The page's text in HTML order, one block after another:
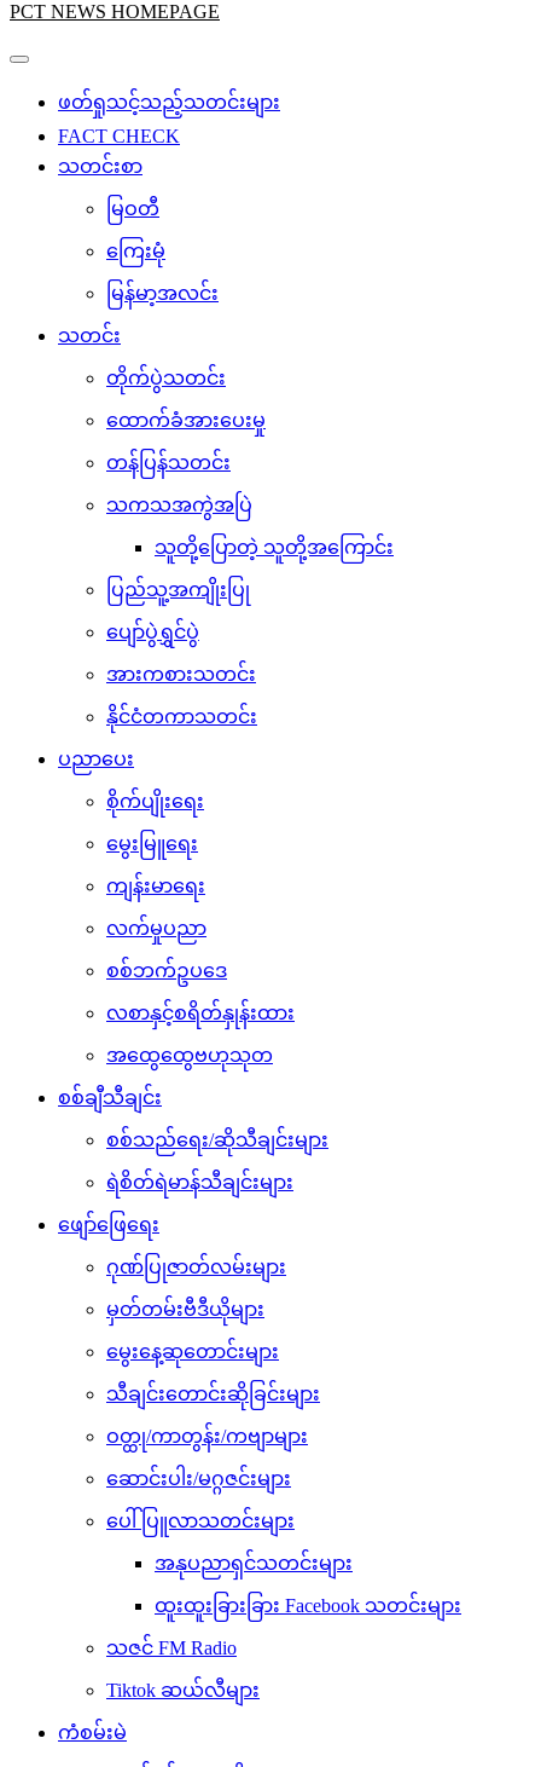
PCT NEWS HOMEPAGE
ဖတ်ရှုသင့်သည့်သတင်းများ
FACT CHECK
သတင်းစာ
မြဝတီ
ကြေးမုံ
မြန်မာ့အလင်း
သတင်း
တိုက်ပွဲသတင်း
ထောက်ခံအားပေးမှု
တန်ပြန်သတင်း
သကသအကွဲအပြဲ
သူတို့ပြောတဲ့ သူတို့အကြောင်း
ပြည်သူ့အကျိုးပြု
ပျော်ပွဲရွှင်ပွဲ
အားကစားသတင်း
နိုင်ငံတကာသတင်း
ပညာပေး
စိုက်ပျိုးရေး
မွေးမြူရေး
ကျန်းမာရေး
လက်မှုပညာ
စစ်ဘက်ဥပဒေ
လစာနှင့်စရိတ်နှုန်းထား
အထွေထွေဗဟုသုတ
စစ်ချီသီချင်း
စစ်သည်ရေး/ဆိုသီချင်းများ
ရဲစိတ်ရဲမာန်သီချင်းများ
ဖျော်ဖြေရေး
ဂုဏ်ပြုဇာတ်လမ်းများ
မှတ်တမ်းဗီဒီယိုများ
မွေးနေ့ဆုတောင်းများ
သီချင်းတောင်းဆိုခြင်းများ
ဝတ္ထု/ကာတွန်း/ကဗျာများ
ဆောင်းပါး/မဂ္ဂဇင်းများ
ပေါ်ပြူလာသတင်းများ
အနုပညာရှင်သတင်းများ
ထူးထူးခြားခြား Facebook သတင်းများ
သဇင် FM Radio
Tiktok ဆယ်လီများ
ကံစမ်းမဲ